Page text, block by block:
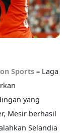
Sports – Laga
yang
Mesir berhasil
Selandia